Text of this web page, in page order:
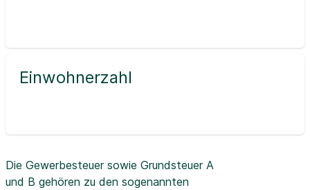
Einwohnerzahl
Die Gewerbesteuer sowie Grundsteuer A
und B gehören zu den sogenannten